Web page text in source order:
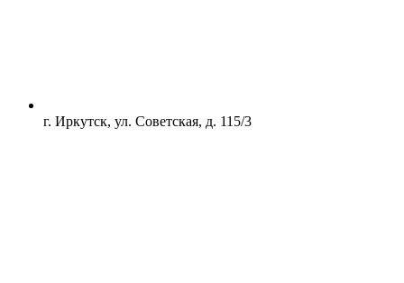
г. Иркутск, ул. Советская, д. 115/3